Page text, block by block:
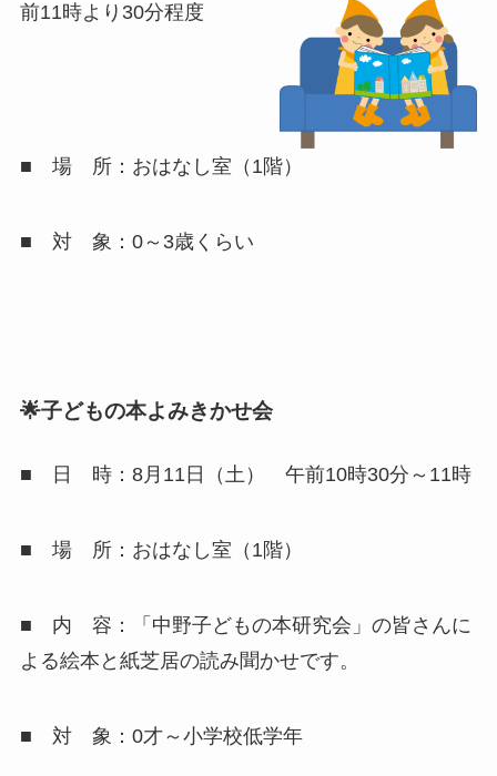
前11時より30分程度
■ 場 所：おはなし室（1階）
■ 対 象：0～3歳くらい
🌟子どもの本よみきかせ会
■ 日 時：8月11日（土） 午前10時30分～11時
■ 場 所：おはなし室（1階）
■ 内 容：「中野子どもの本研究会」の皆さんに
よる絵本と紙芝居の読み聞かせです。
■ 対 象：0才～小学校低学年